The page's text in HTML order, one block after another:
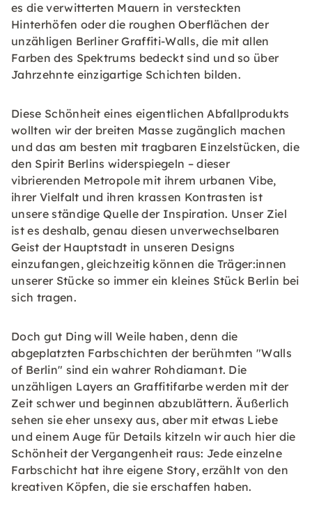
es die verwitterten Mauern in versteckten
Hinterhöfen oder die roughen Oberflächen der
unzähligen Berliner Graffiti-Walls, die mit allen
Farben des Spektrums bedeckt sind und so über
Jahrzehnte einzigartige Schichten bilden.
Diese Schönheit eines eigentlichen Abfallprodukts
wollten wir der breiten Masse zugänglich machen
und das am besten mit tragbaren Einzelstücken, die
den Spirit Berlins widerspiegeln – dieser
vibrierenden Metropole mit ihrem urbanen Vibe,
ihrer Vielfalt und ihren krassen Kontrasten ist
unsere ständige Quelle der Inspiration. Unser Ziel
ist es deshalb, genau diesen unverwechselbaren
Geist der Hauptstadt in unseren Designs
einzufangen, gleichzeitig können die Träger:innen
unserer Stücke so immer ein kleines Stück Berlin bei
sich tragen.
Doch gut Ding will Weile haben, denn die
abgeplatzten Farbschichten der berühmten "Walls
of Berlin" sind ein wahrer Rohdiamant. Die
unzähligen Layers an Graffitifarbe werden mit der
Zeit schwer und beginnen abzublättern. Äußerlich
sehen sie eher unsexy aus, aber mit etwas Liebe
und einem Auge für Details kitzeln wir auch hier die
Schönheit der Vergangenheit raus: Jede einzelne
Farbschicht hat ihre eigene Story, erzählt von den
kreativen Köpfen, die sie erschaffen haben.